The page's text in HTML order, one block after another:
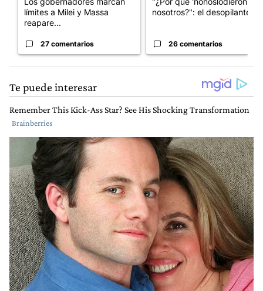
límites a Milei y Massa
reapare...
27 comentarios
nosotros?": el desopilante ...
26 comentarios